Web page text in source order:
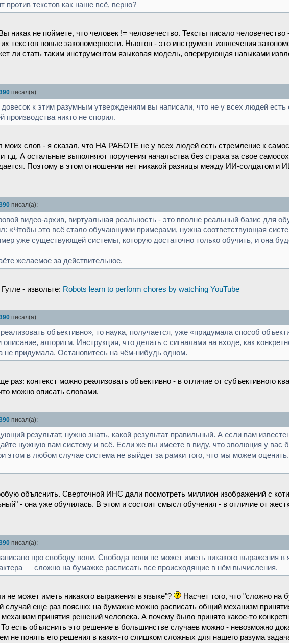
против текстов как наше всё, верно?
никак не поймете, что человек != человечество. Тексты писало
текстов новые закономерности. Ньютон - это инструмент извлечения
ли стать таким инструментом языковая модель, оперирующая навыками
писал(а):
к этим разумным утверждениям вы написали, что не у всех людей
производства никто не спорил.
моих слов - я сказал, что НА РАБОТЕ не у всех людей есть стремление к
т.д. А остальные выполняют поручения начальства без страха за свое
Поэтому в этом отношении нет никакой разницы между ИИ-солдатом и
писал(а):
видео-архив, виртуальная реальность - это вполне реальный базис для
«Чтобы это всё стало обучающими примерами, нужна соответствующая
уже существующей системы, которую достаточно только обучить, и она
желаемое за действительное.
- извольте: Robots learn to perform chores by watching YouTube
писал(а):
объективно», то наука, получается, уже «придумала способ
алгоритм. Инструкция, что делать с сигналами на входе, как
не придумала. Остановитесь на чём-нибудь одном.
раз: контекст можно реализовать объективно - в отличие от субъективного
можно описать словами.
писал(а):
результат, нужно знать, какой результат правильный. А если вам
нужную вам систему и всё. Если же вы имеете в виду, что эволюция у вас
этом в любом случае система не выйдет за рамки того, что мы можем
объяснить. Сверточной ИНС дали посмотреть миллион изображений с
- она уже обучилась. В этом и состоит смысл обучения - в отличие от
писал(а):
про свободу воли. Свобода воли не может иметь никакого выражения
— сложно на бумажке расписать все происходящие в нём вычисления.
не может иметь никакого выражения в языке"?
Насчет того, что "сложно на
случай еще раз поясню: на бумажке можно расписать общий механизм
принятия решений человека. А почему было принято какое-то
есть объяснить это решение в большинстве случаев можно - невозможно
понять его решения в каких-то слишком сложных для нашего разума